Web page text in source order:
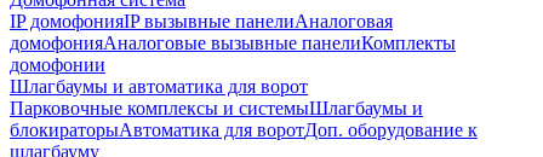
IP домофонияIP вызывные панелиАналоговая
домофонияАналоговые вызывные панелиКомплекты
домофонии
Шлагбаумы и автоматика для ворот
Парковочные комплексы и системыШлагбаумы и
блокираторыАвтоматика для воротДоп. оборудование к
шлагбауму